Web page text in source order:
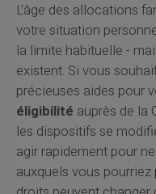
L'âge des allocations
votre situation
la limite habituelle -
existent. Si vous
précieuses aides pour
éligibilité auprès de la
les dispositifs se
agir rapidement pour
auxquels vous pourriez